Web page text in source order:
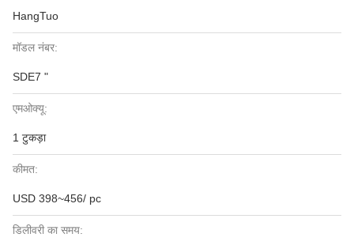
HangTuo
मॉडल नंबर:
SDE7 "
एमओक्यू:
1 टुकड़ा
कीमत:
USD 398~456/ pc
डिलीवरी का समय: